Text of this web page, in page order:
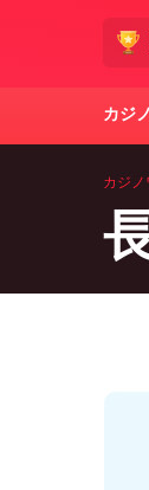
カジ
カジノ